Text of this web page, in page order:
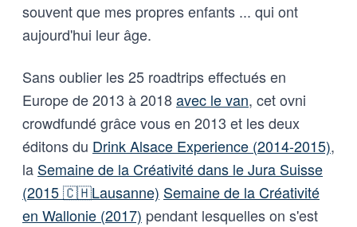
souvent que mes propres enfants ... qui ont
aujourd'hui leur âge.
Sans oublier les 25 roadtrips effectués en
Europe de 2013 à 2018avec le van, cet ovni
crowdfundé grâce vous en 2013 et les deux
éditons du Drink Alsace Experience (2014-2015),
la Semaine de la Créativité dans le Jura Suisse
(2015 🇨🇭Lausanne) Semaine de la Créativité
en Wallonie (2017) pendant lesquelles on s'est